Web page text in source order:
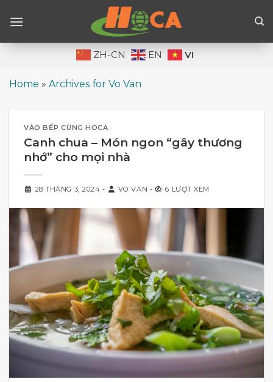
ZH-CN
EN VI
Home » Archives for Vo Van
VÀO BẾP CÙNG HOCA
Canh chua – Món ngon “gây thương
nhớ” cho mọi nhà
28 THÁNG 3, 2024 - VO VAN - 6 LƯỢT XEM